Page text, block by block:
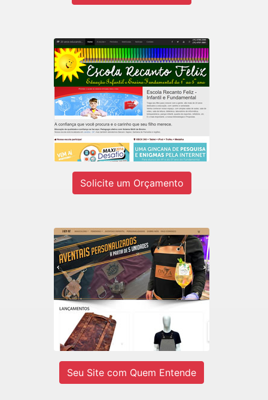
Recanto Escola
Escola de educação infantil do 1º ao
5º ano em Jandira-SP.
Ver site
Solicite um Orçamento
LADY-IV
E-commerce de Aventais Profissionais
Ver site
Seu Site com Quem Entende